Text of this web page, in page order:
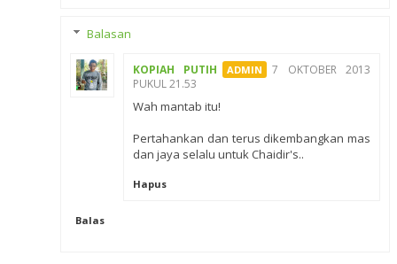
Balasan
KOPIAH PUTIH
7 OKTOBER 2013
PUKUL 21.53
Wah mantab itu!
Pertahankan dan terus dikembangkan mas
dan jaya selalu untuk Chaidir's..
Hapus
Balas